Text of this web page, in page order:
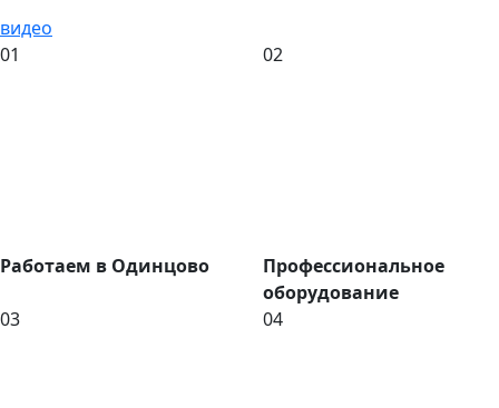
видео
01
Работаем в Одинцово
02
Профессиональное
оборудование
03
04